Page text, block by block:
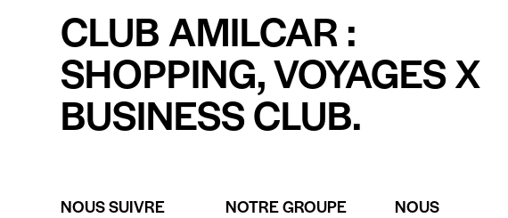
CLUB AMILCAR :
SHOPPING, VOYAGES X
BUSINESS CLUB.
NOUS SUIVRE NOTRE GROUPE
NOUS